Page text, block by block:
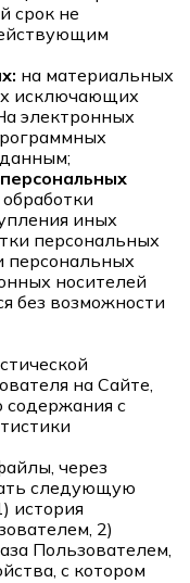
срок не
на материальных
исключающих
электронных
иных
персональных
персональных
носителей
без возможности
на Сайте,
содержания с
через
следующую
история
2)
Пользователем,
с котором